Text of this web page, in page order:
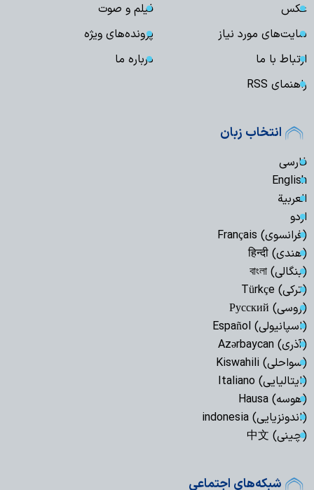
عکس
فیلم و صوت
سایت‌های مورد نیاز
پرونده‌های ویژه
ارتباط با ما
درباره ما
راهنمای RSS
انتخاب زبان
فارسی
English
العربیة
اردو
(فرانسوی) Français
(هندی) हिन्दी
(بنگالی) বাংলা
(ترکی) Türkçe
(روسی) Русский
(اسپانیولی) Español
(آذری) Azərbaycan
(سواحلی) Kiswahili
(ایتالیایی) Italiano
(هوسه) Hausa
(اندونزیایی) indonesia
(چینی) 中文
شبکه‌های اجتماعی